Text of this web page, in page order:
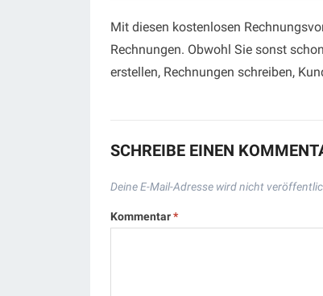
Mit diesen kostenlosen
Rechnungen. Obwohl Sie sonst
erstellen, Rechnungen schreiben,
SCHREIBE EINEN
Deine E-Mail-Adresse wird nicht
Kommentar*